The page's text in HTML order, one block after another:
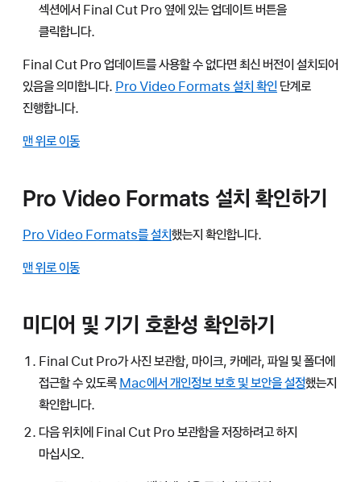
섹션에서 Final Cut Pro 옆에 있는 업데이트 버튼을
클릭합니다.
Final Cut Pro 업데이트를 사용할 수 없다면 최신 버전이 설치되어
있음을 의미합니다. Pro Video Formats 설치 확인 단계로
진행합니다.
맨 위로 이동
Pro Video Formats 설치 확인하기
Pro Video Formats를 설치했는지 확인합니다.
맨 위로 이동
미디어 및 기기 호환성 확인하기
Final Cut Pro가 사진 보관함, 마이크, 카메라, 파일 및 폴더에
접근할 수 있도록 Mac에서 개인정보 보호 및 보안을 설정했는지
확인합니다.
다음 위치에 Final Cut Pro 보관함을 저장하려고 하지
마십시오.